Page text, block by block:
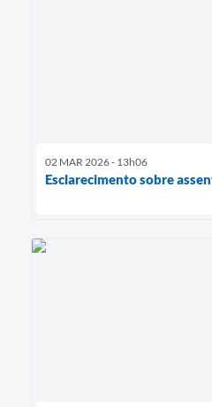
02 MAR 2026 - 13h06
Esclarecimento sobre